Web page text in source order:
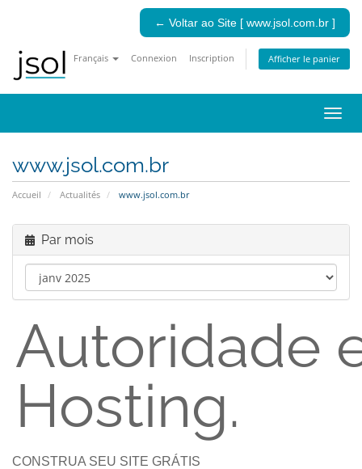
← Voltar ao Site [ www.jsol.com.br ]
Français Connexion Inscription Afficher le panier
la
www.jsol.com.br
Accueil Actualités www.jsol.com.br
Par mois
Autoridade
Hosting.
CONSTRUA SEU SITE GRÁTIS